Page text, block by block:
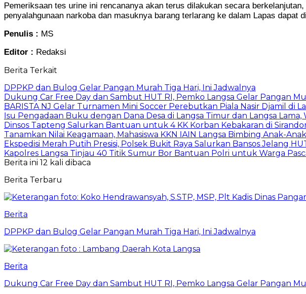
Pemeriksaan tes urine ini rencananya akan terus dilakukan secara
penyalahgunaan narkoba dan masuknya barang terlarang ke dalam Lapas
Penulis : MS
Editor : Redaksi
Berita Terkait
DPPKP dan Bulog Gelar Pangan Murah Tiga Hari, Ini Jadwalnya
Dukung Car Free Day dan Sambut HUT RI, Pemko Langsa Gelar Pangan
BARISTA NJ Gelar Turnamen Mini Soccer Perebutkan Piala Nasir Djamil di
Isu Pengadaan Buku dengan Dana Desa di Langsa Timur dan Langsa
Dinsos Tapteng Salurkan Bantuan untuk 4 KK Korban Kebakaran di
Tanamkan Nilai Keagamaan, Mahasiswa KKN IAIN Langsa Bimbing Anak-
Ekspedisi Merah Putih Presisi, Polsek Bukit Raya Salurkan Bansos Jelang
Kapolres Langsa Tinjau 40 Titik Sumur Bor Bantuan Polri untuk Warga
Berita ini 12 kali dibaca
Berita Terbaru
Berita
DPPKP dan Bulog Gelar Pangan Murah Tiga Hari, Ini Jadwalnya
Berita
Dukung Car Free Day dan Sambut HUT RI, Pemko Langsa Gelar Pangan